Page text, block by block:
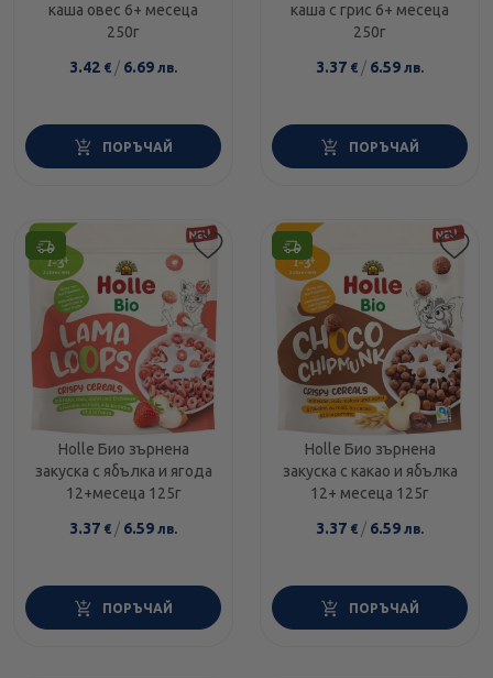
каша овес 6+ месеца
250г
3.42 € / 6.69 лв.
ПОРЪЧАЙ
каша с грис 6+ месеца
250г
3.37 € / 6.59 лв.
ПОРЪЧАЙ
Holle Био зърнена
закуска с ябълка и ягода
12+месеца 125г
3.37 € / 6.59 лв.
ПОРЪЧАЙ
Holle Био зърнена
закуска с какао и ябълка
12+ месеца 125г
3.37 € / 6.59 лв.
ПОРЪЧАЙ